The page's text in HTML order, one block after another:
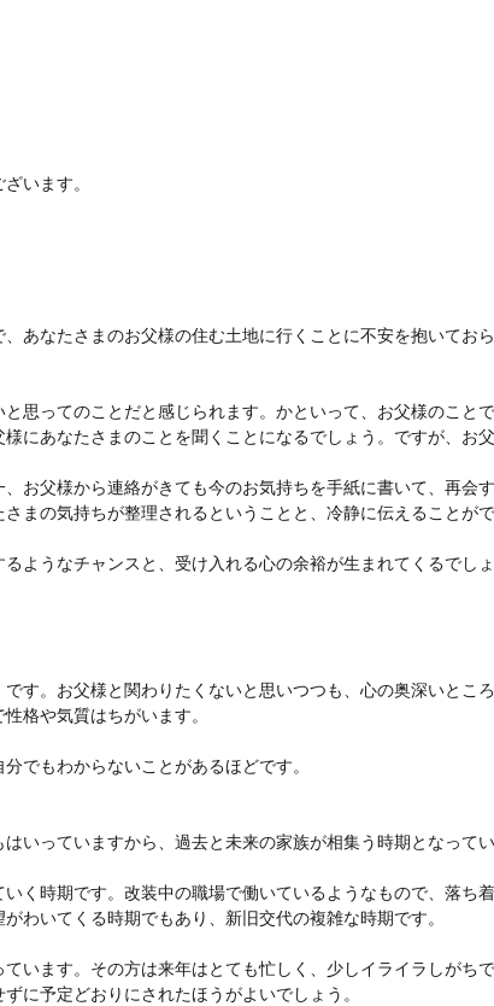
います。
あなたさまのお父様の住む土地に行くことに不安を抱いておら
思ってのことだと感じられます。かといって、お父様のこ
にあなたさまのことを聞くことになるでしょう。ですが、お
お父様から連絡がきても今のお気持ちを手紙に書いて、再
まの気持ちが整理されるということと、冷静に伝えることがで
ようなチャンスと、受け入れる心の余裕が生まれてくるでしょ
す。お父様と関わりたくないと思いつつも、心の奥深いと
格や気質はちがいます。
でもわからないことがあるほどです。
いっていますから、過去と未来の家族が相集う時期となってい
く時期です。改装中の職場で働いているようなもので、落
わいてくる時期でもあり、新旧交代の複雑な時期です。
います。その方は来年はとても忙しく、少しイライラしが
に予定どおりにされたほうがよいでしょう。